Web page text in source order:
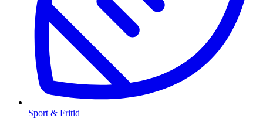
Sport & Fritid